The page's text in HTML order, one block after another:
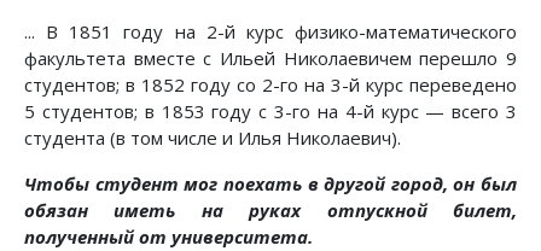
... В 1851 году на 2-й курс физико-математического
факультета вместе с Ильей Николаевичем перешло 9
студентов; в 1852 году со 2-го на 3-й курс переведено
5 студентов; в 1853 году с 3-го на 4-й курс — всего 3
студента (в том числе и Илья Николаевич).
Чтобы студент мог поехать в другой город, он был
обязан иметь на руках отпускной билет,
полученный от университета.